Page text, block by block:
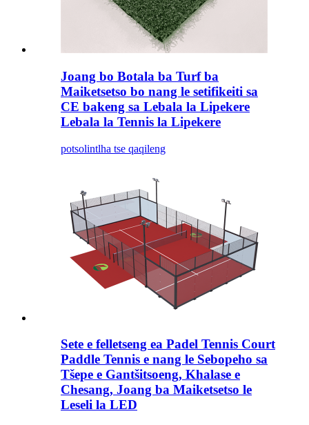
Joang bo Botala ba Turf ba
Maiketsetso bo nang le setifikeiti sa
CE bakeng sa Lebala la Lipekere
Lebala la Tennis la Lipekere
potsolintlha tse qaqileng
Sete e felletseng ea Padel Tennis Court
Paddle Tennis e nang le Sebopeho sa
Tšepe e Gantšitsoeng, Khalase e
Chesang, Joang ba Maiketsetso le
Leseli la LED